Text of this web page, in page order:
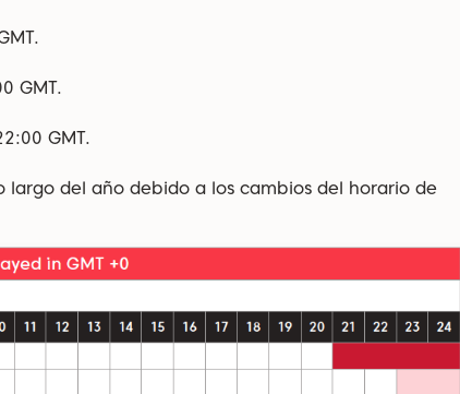
GMT.
GMT.
largo del año debido a los cambios del horario de